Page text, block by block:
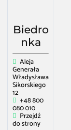
Biedro
nka
Aleja
Generała
Władysława
Sikorskiego
12
+48 800
080 010
Przejdź
do strony